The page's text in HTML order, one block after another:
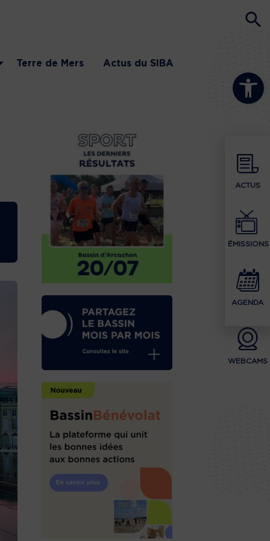
Ouvrir la
ACTUS
ÉMISSIONS
AGENDA
WEBCAMS
Terre de Mers Actus du SIBA